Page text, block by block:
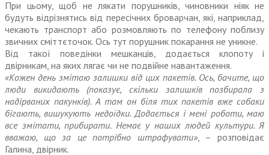
При цьому, щоб не лякати порушників, чиновники ніяк не
будуть відрізнятись від пересічних броварчан, які, наприклад,
чекають транспорт або розмовляють по телефону поблизу
звичних сміттєточок. Ось тут порушник покарання не уникне.
Від такої поведінки мешканців, додається клопоту і
двірникам, на яких лягає чи не подвійне навантаження.
«Кожен день змітаю залишки від цих пакетів. Ось, бачите, що
люди викидають (показує, скільки залишків позбирала з
надірваних пакунків). А там он біля тих пакетів вже собаки
бігають, вишукують недоїдки. Додається і мені роботи, маю
все змітати, прибирати. Немає у наших людей культури. Я
вважаю, що за це потрібно штрафувати», – розповідає
Галина, двірник.